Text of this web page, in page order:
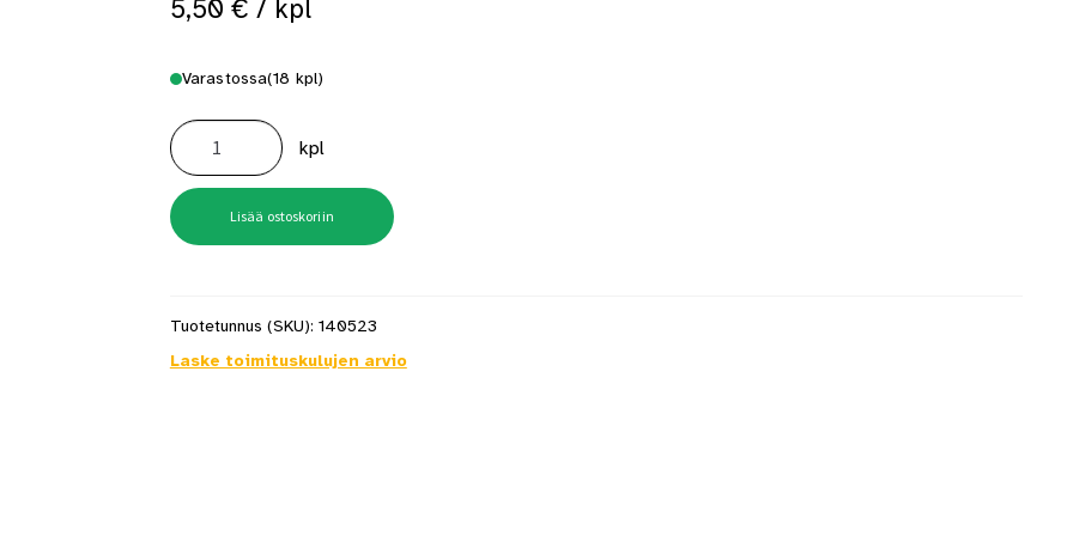
saunan puupinnat taas siisteiksi
5,50 € / kpl
Varastossa(18 kpl)
Kierretanko
M10
2M
Kts10
määrä
kpl
Lisää ostoskoriin
Tuotetunnus (SKU): 140523
Laske toimituskulujen arvio